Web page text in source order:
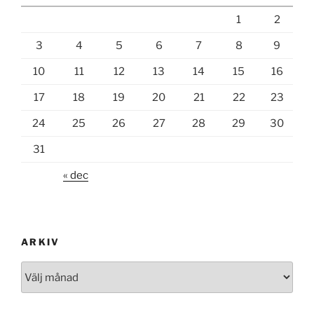
1 2
3 4 5 6 7 8 9
10 11 12 13 14 15 16
17 18 19 20 21 22 23
24 25 26 27 28 29 30
31
« dec
ARKIV